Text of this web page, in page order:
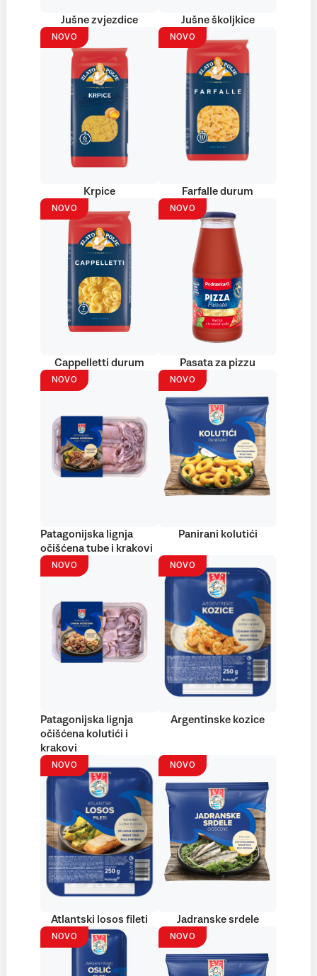
Jušne zvjezdice Jušne školjkice
NOVO
Krpice
NOVO
Farfalle durum
NOVO
Cappelletti durum
NOVO
Pasata za pizzu
NOVO
Patagonijska lignja
očišćena tube i krakovi
NOVO
Panirani kolutići
NOVO
Patagonijska lignja
očišćena kolutići i
krakovi
NOVO
Argentinske kozice
NOVO
Atlantski losos fileti
NOVO
Jadranske srdele
NOVO NOVO